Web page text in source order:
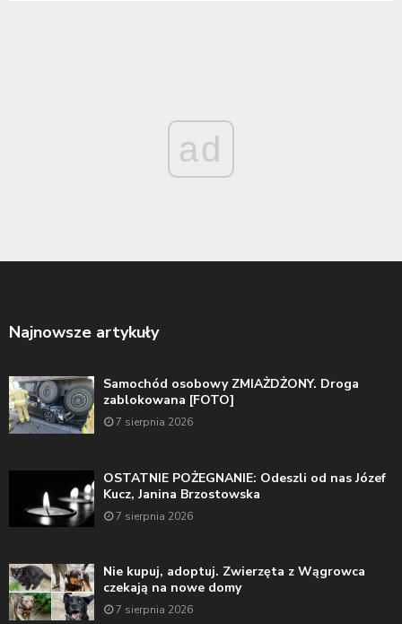
ad
Najnowsze artykuły
Samochód osobowy ZMIAŻDŻONY. Droga
zablokowana [FOTO]
7 sierpnia 2026
OSTATNIE POŻEGNANIE: Odeszli od nas Józef
Kucz, Janina Brzostowska
7 sierpnia 2026
Nie kupuj, adoptuj. Zwierzęta z Wągrowca
czekają na nowe domy
7 sierpnia 2026